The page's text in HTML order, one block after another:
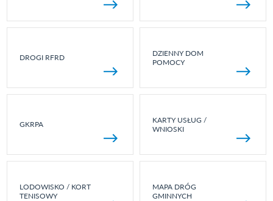
DROGI RFRD
DZIENNY DOM
POMOCY
GKRPA
KARTY USŁUG /
WNIOSKI
LODOWISKO / KORT
TENISOWY
MAPA DRÓG
GMINNYCH